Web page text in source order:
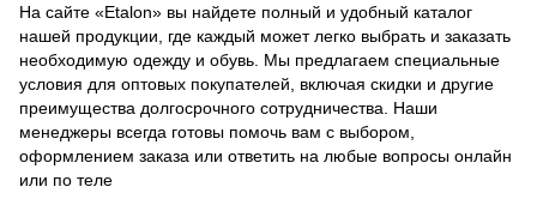
На сайте «Etalon» вы найдете полный и удобный каталог
нашей продукции, где каждый может легко выбрать и заказать
необходимую одежду и обувь. Мы предлагаем специальные
условия для оптовых покупателей, включая скидки и другие
преимущества долгосрочного сотрудничества. Наши
менеджеры всегда готовы помочь вам с выбором,
оформлением заказа или ответить на любые вопросы онлайн
или по теле